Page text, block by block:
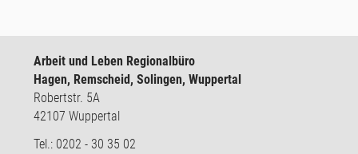
Arbeit und Leben Regionalbüro
Hagen, Remscheid, Solingen, Wuppertal
Robertstr. 5A
42107 Wuppertal
Tel.: 0202 - 30 35 02